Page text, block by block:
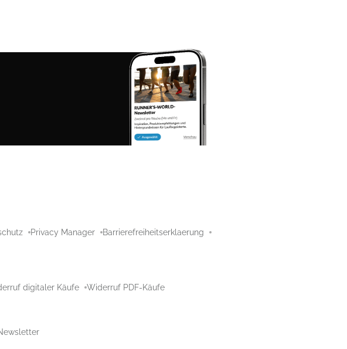
Privacy Manager
Barrierefreiheitserklaerung
digitaler Käufe Widerruf PDF-Käufe